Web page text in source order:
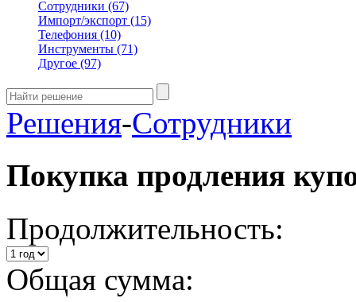
Сотрудники (67)
Импорт/экспорт (15)
Телефония (10)
Инструменты (71)
Другое (97)
Решения-Сотрудники
Покупка продления
Продолжительность:
Общая сумма: